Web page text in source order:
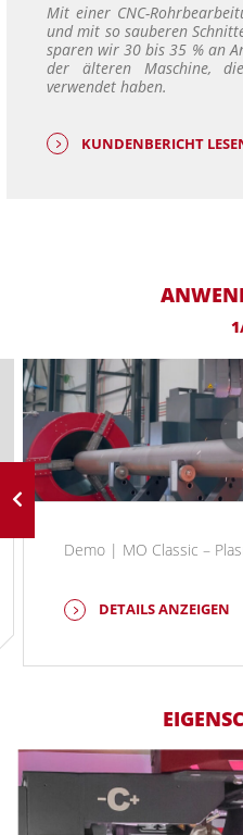
Mit einer CNC-
und mit so sauberen
sparen wir 30 bis 35 % an
der älteren Maschine,
verwendet haben.
KUNDENBERICHT
Demo | MO Classic –
DETAILS ANZEIGEN